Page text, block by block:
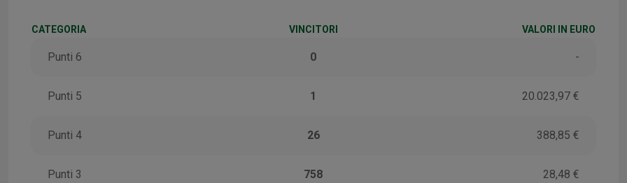
CATEGORIA VINCITORI VALORI IN EURO
Punti 6 0 -
Punti 5 1 20.023,97 €
Punti 4 26 388,85 €
Punti 3 758 28,48 €